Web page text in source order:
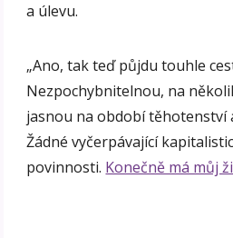
a úlevu.
„Ano, tak teď půjdu touhle
Nezpochybnitelnou, na
jasnou na období těhotenství
Žádné vyčerpávající
povinnosti. Konečně má můj